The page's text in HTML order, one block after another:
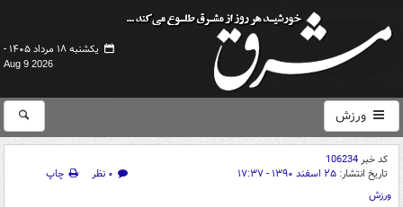
یکشنبه ۱۸ مرداد ۱۴۰۵ -
Aug 9 2026
ورزش
کد خبر106234
تاریخ انتشار: ۲۵ اسفند ۱۳۹۰ - ۱۷:۳۷ ۰ نظر
چاپ
ورزش